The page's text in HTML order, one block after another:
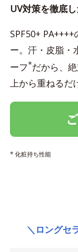
UV対策を徹底
SPF50+
ー。汗・皮脂・
ーフ*だから、
上から重ねるだ
* 化粧持ち性能
＼ロングセ